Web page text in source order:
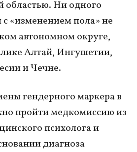
областью. Ни одного
с «изменением пола» не
автономном округе,
Алтай, Ингушетии,
и Чечне.
гендерного маркера в
пройти медкомиссию из
психолога и
диагноза